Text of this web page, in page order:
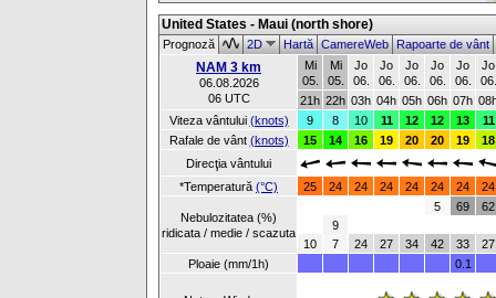
United States - Maui (north shore)
Prognoză 2D HartăCamereWebRapoarte de vânt
NAM 3 km
06.08.2026
06 UTC
Mi
05.
Mi
05.
Jo
06.
Jo
06.
Jo
06.
Jo
06.
Jo
06.
Jo
06.
21h 22h 03h 04h 05h 06h 07h
Viteza vântului (knots) 9 8 10 11 12 12 13
11
Rafale de vânt (knots) 15 14 16 19 20 20 19
18
Direcţia vântului
*Temperatură (°C) 25 24 24 24 24 24 24 24
Nebulozitatea (%)
ridicata / medie / scazuta
10
9
7
24 27 34
5
42
69
33
62
27
Ploaie (mm/1h)
0.1